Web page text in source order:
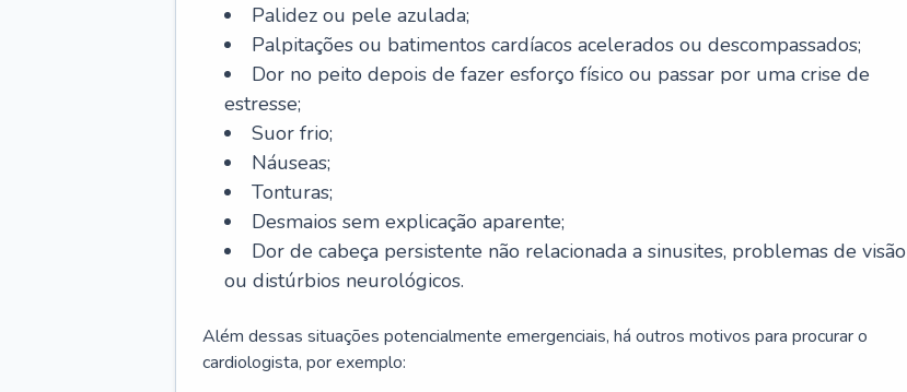
Palidez ou pele azulada;
Palpitações ou batimentos cardíacos acelerados ou descompassados;
Dor no peito depois de fazer esforço físico ou passar por uma crise de
estresse;
Suor frio;
Náuseas;
Tonturas;
Desmaios sem explicação aparente;
Dor de cabeça persistente não relacionada a sinusites, problemas de visão
ou distúrbios neurológicos.
Além dessas situações potencialmente emergenciais, há outros motivos para procurar o
cardiologista, por exemplo: